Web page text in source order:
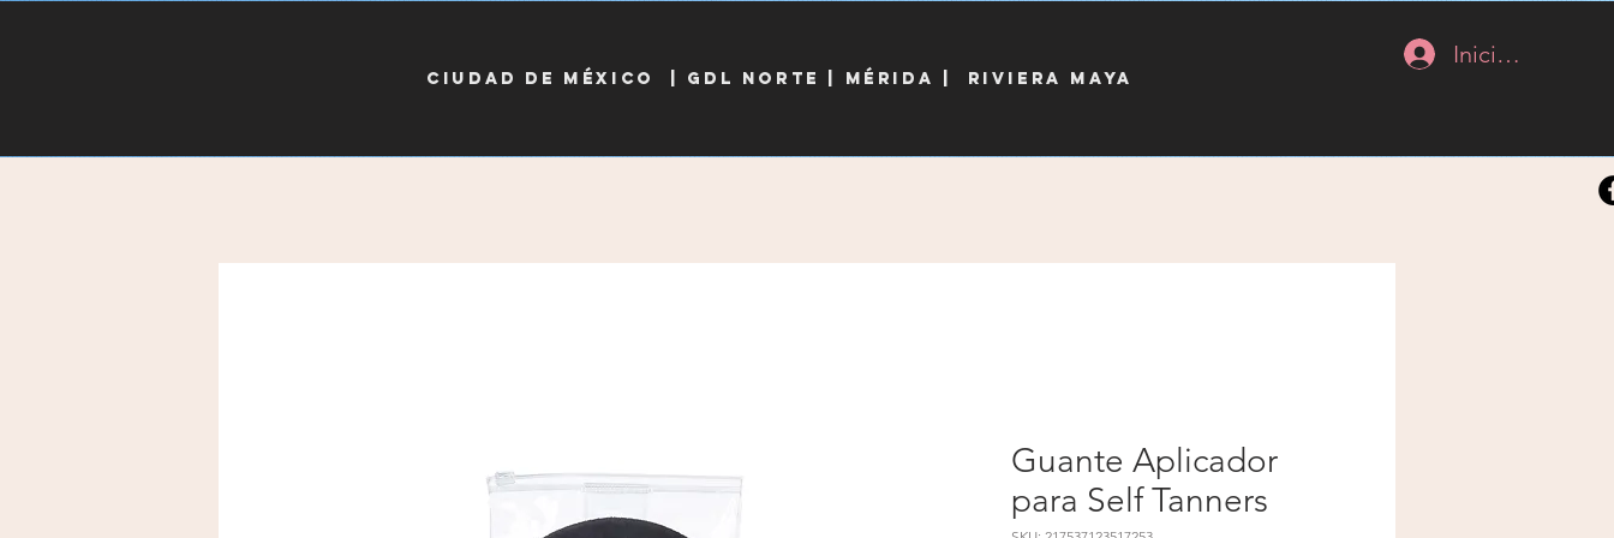
CIUDAD DE MÉXICO Gdl norte | MÉRIDA | Riviera maya
Iniciar sesión
Guante Aplicador
para Self Tanners